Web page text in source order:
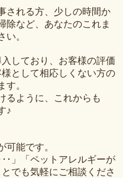
される方、少しの時間か
除など、あなたのこれま
い。
しており、お客様の評価
として相応しくない方の
す。
るように、これからも
♪
可能です。
･」「ペットアレルギーが
でも気軽にご相談くださ